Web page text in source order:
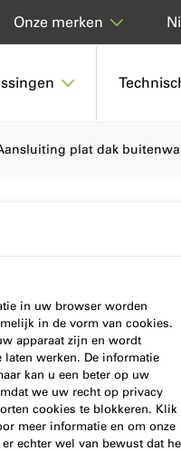
Onze merken
plat dak
in uw browser worden
in de vorm van cookies.
apparaat zijn en wordt
werken. De informatie
kan u een beter op uw
we uw recht op privacy
cookies te blokkeren. Klik
meer informatie en om onze
echter wel van bewust dat